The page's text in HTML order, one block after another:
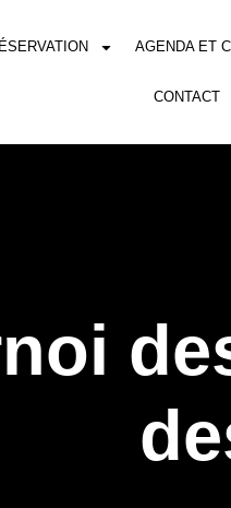
AGENDA ET
CONTACT